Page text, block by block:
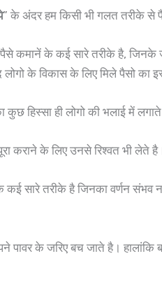
” के अंदर हम किसी भी गलत तरीके से
कमानें के कई सारे तरीके है, जिनके
के विकास के लिए मिले पैसो का
का कुछ हिस्सा ही लोगो की भलाई में
कराने के लिए उनसे रिश्वत भी लेते
सारे तरीके है जिनका वर्णन संभव
पावर के जरिए बच जाते है। हालांकि